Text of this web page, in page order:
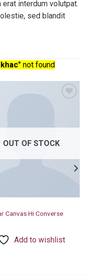
interdum volutpat.
sed blandit
not found
wishlist
OUT OF STOCK
Canvas Hi Converse
Add to wishlist